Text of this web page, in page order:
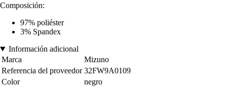
Composición:
97% poliéster
3% Spandex
Información adicional
Marca
Mizuno
Referencia del proveedor 32FW9A0109
Color
negro